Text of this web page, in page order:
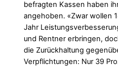
befragten Kassen haben
angehoben. «Zwar wollen
Jahr
und Rentner erbringen,
die Zurückhaltung
Verpflichtungen: Nur 39